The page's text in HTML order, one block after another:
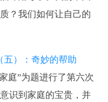
？我们如何让自己的
五）：奇妙的帮助
庭”为题进行了第六次
识到家庭的宝贵，并